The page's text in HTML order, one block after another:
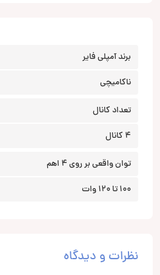
برند آمپلی فایر
ناکامیچی
تعداد کانال
4 کانال
توان واقعی بر روی 4 اهم
100 تا 120 وات
نظرات و دیدگاه